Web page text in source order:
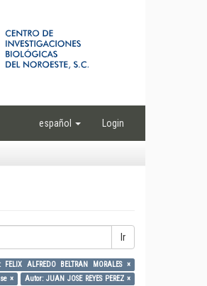
español Login
Ir
FELIX ALFREDO BELTRAN MORALES ×
×
Autor: JUAN JOSE REYES PEREZ ×